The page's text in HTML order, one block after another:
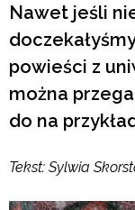
Nawet jeśli
powieści z
można
do na
Tekst: Sylwia